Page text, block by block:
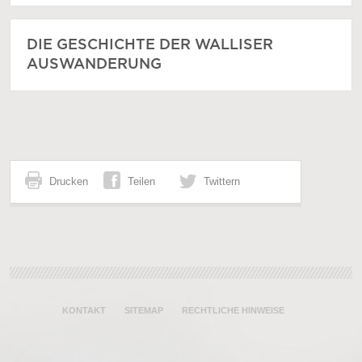
DIE GESCHICHTE DER WALLISER
AUSWANDERUNG
Drucken Teilen Twittern
KONTAKT SITEMAP RECHTLICHE HINWEISE